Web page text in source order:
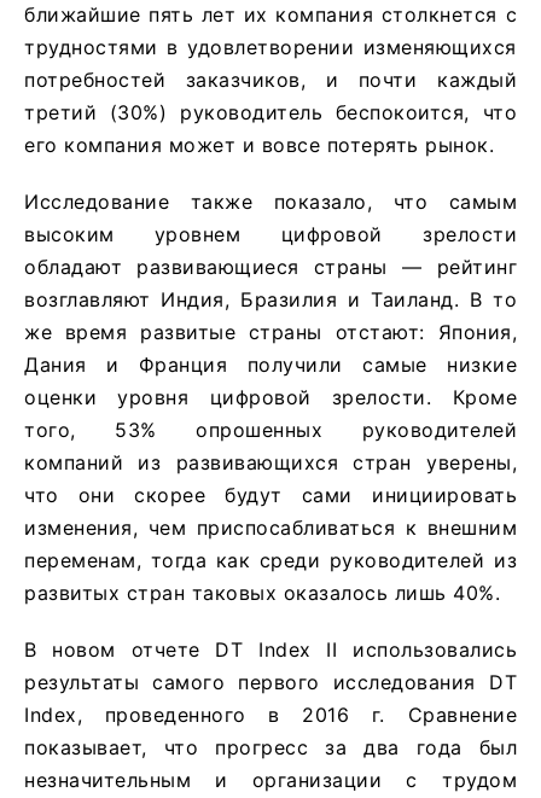
ближайшие пять лет их компания столкнется с
трудностями в удовлетворении изменяющихся
потребностей заказчиков, и почти каждый
третий (30%) руководитель беспокоится, что
его компания может и вовсе потерять рынок.
Исследование также показало, что самым
высоким уровнем цифровой зрелости
обладают развивающиеся страны — рейтинг
возглавляют Индия, Бразилия и Таиланд. В то
же время развитые страны отстают: Япония,
Дания и Франция получили самые низкие
оценки уровня цифровой зрелости. Кроме
того, 53% опрошенных руководителей
компаний из развивающихся стран уверены,
что они скорее будут сами инициировать
изменения, чем приспосабливаться к внешним
переменам, тогда как среди руководителей из
развитых стран таковых оказалось лишь 40%.
В новом отчете DT Index II использовались
результаты самого первого исследования DT
Index, проведенного в 2016 г. Сравнение
показывает, что прогресс за два года был
незначительным и организации с трудом